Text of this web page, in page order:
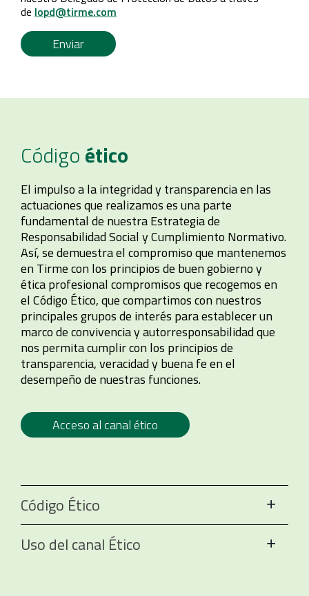
de lopd@tirme.com
Enviar
Códigoético
El impulso a la integridad y transparencia en las
actuaciones que realizamos es una parte
fundamental de nuestra Estrategia de
Responsabilidad Social y Cumplimiento Normativo.
Así, se demuestra el compromiso que mantenemos
en Tirme con los principios de buen gobierno y
ética profesional compromisos que recogemos en
el Código Ético, que compartimos con nuestros
principales grupos de interés para establecer un
marco de convivencia y autorresponsabilidad que
nos permita cumplir con los principios de
transparencia, veracidad y buena fe en el
desempeño de nuestras funciones.
Acceso al canal ético
Código Ético
Uso del canal Ético